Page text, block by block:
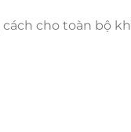
cho toàn bộ